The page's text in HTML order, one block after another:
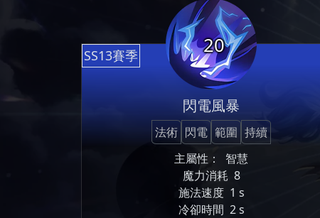
SS13賽季 20
閃電風暴
法術 閃電 範圍 持續
主屬性：
智慧
魔力消耗 8
施法速度 1 s
冷卻時間 2 s